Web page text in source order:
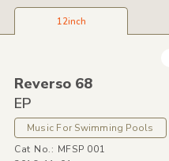
12inch
Reverso 68
EP
Music For Swimming Pools
Cat No.: MFSP 001